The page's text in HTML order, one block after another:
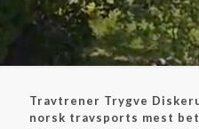
Travtrener Trygve
norsk travsports mest